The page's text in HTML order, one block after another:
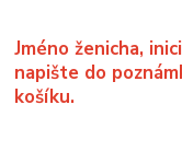
Jméno ženicha,
napište do
košíku.